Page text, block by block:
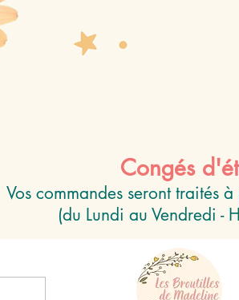
Congés
Vos commandes seront traités
(du Lundi au Vendredi -